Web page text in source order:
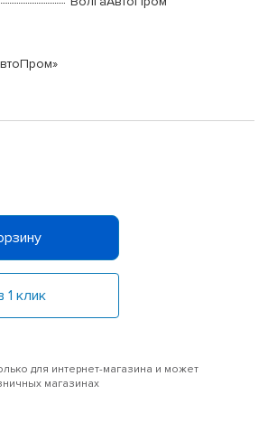
1 клик
для интернет-магазина и может
магазинах